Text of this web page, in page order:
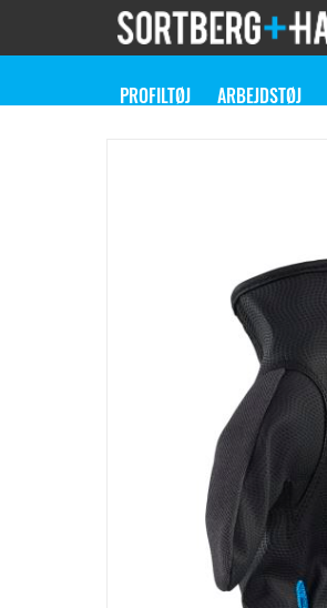
PROFILTØJ ARBEJDSTØJ